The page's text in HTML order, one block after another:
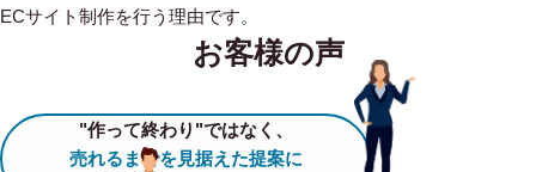
ECサイト制作を行う理由です。
お客様の声
"作って終わり"ではなく、
売れるまでを見据えた提案に